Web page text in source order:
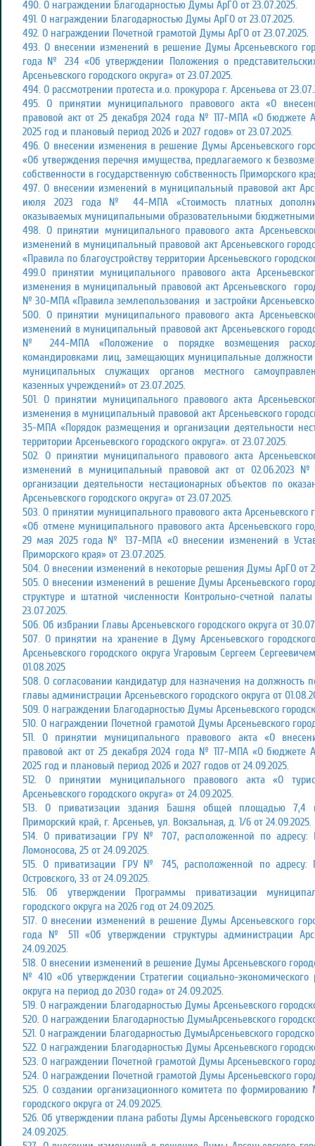
490. О награждении Благодарностью Думы АрГО от 23.07.2025.
491. О награждении Благодарностью Думы АрГО от 23.07.2025.
492. О награждении Почетной грамотой Думы АрГО от 23.07.2025.
493. О внесении изменений в решение Думы Арсеньевского
года № 234 «Об утверждении Положения о
Арсеньевского городского округа» от 23.07.2025.
494. О рассмотрении протеста и.о. прокурора г. Арсеньева от
495. О принятии муниципального правового акта «О
правовой акт от 25 декабря 2024 года № 117-МПА «О бюджете
2025 год и плановый период 2026 и 2027 годов» от 23.07.2025.
496. О внесении изменения в решение Думы Арсеньевского
«Об утверждения перечня имущества, предлагаемого к
собственности в государственную собственность Приморского
497. О внесении изменений в муниципальный правовой акт
июля 2023 года № 44-МПА «Стоимость платных
оказываемых муниципальными образовательными бюджетными
498. О принятии муниципального правового акта
изменений в муниципальный правовой акт Арсеньевского
«Правила по благоустройству территории Арсеньевского
499.О принятии муниципального правового акта
изменения в муниципальный правовой акт Арсеньевского
№ 30-МПА «Правила землепользования и застройки
500. О принятии муниципального правового акта
изменений в муниципальный правовой акт Арсеньевского
№ 244-МПА «Положение о порядке возмещения
командировками лиц, замещающих муниципальные должности
муниципальных служащих органов местного
казенных учреждений» от 23.07.2025.
501. О принятии муниципального правового акта
изменения в муниципальный правовой акт Арсеньевского
35-МПА «Порядок размещения и организации деятельности
территории Арсеньевского городского округа». от 23.07.2025.
502. О принятии муниципального правового акта
изменений в муниципальный правовой акт от 02.06.2023
организации деятельности нестационарных объектов по
Арсеньевского городского округа» от 23.07.2025.
503. О принятии муниципального правового акта Арсеньевского
«Об отмене муниципального правового акта Арсеньевского
29 мая 2025 года № 137-МПА «О внесении изменений в Устав
Приморского края» от 23.07.2025.
504. О внесении изменений в некоторые решения Думы АрГО от
505. О внесении изменений в решение Думы Арсеньевского
структуре и штатной численности Контрольно-счетной палаты
23.07.2025.
506. Об избрании Главы Арсеньевского городского округа от
507. О принятии на хранение в Думу Арсеньевского
Арсеньевского городского округа Угаровым Сергеем
01.08.2025
508. О согласовании кандидатур для назначения на должность
главы администрации Арсеньевского городского округа от
509. О награждении Благодарностью Думы Арсеньевского
510. О награждении Почетной грамотой Думы Арсеньевского
511. О принятии муниципального правового акта «О
правовой акт от 25 декабря 2024 года № 117-МПА «О бюджете
2025 год и плановый период 2026 и 2027 годов от 24.09.2025.
512. О принятии муниципального правового акта «О
Арсеньевского городского округа» от 24.09.2025.
513. О приватизации здания Башня общей площадью 7,4
Приморский край, г. Арсеньев, ул. Вокзальная, д. 1/6 от 24.09.2025.
514. О приватизации ГРУ № 707, расположенной по адресу:
Ломоносова, 25 от 24.09.2025.
515. О приватизации ГРУ № 745, расположенной по адресу:
Островского, 33 от 24.09.2025.
516. Об утверждении Программы приватизации
городского округа на 2026 год от 24.09.2025.
517. О внесении изменений в решение Думы Арсеньевского
года № 511 «Об утверждении структуры администрации
24.09.2025.
518. О внесении изменений в решение Думы Арсеньевского
№ 410 «Об утверждении Стратегии социально-экономического
округа на период до 2030 года» от 24.09.2025.
519. О награждении Благодарностью Думы Арсеньевского
520. О награждении Благодарностью ДумыАрсеньевского
521. О награждении Благодарностью ДумыАрсеньевского
522. О награждении Благодарностью Думы Арсеньевского
523. О награждении Почетной грамотой Думы Арсеньевского
524. О награждении Почетной грамотой Думы Арсеньевского
525. О создании организационного комитета по формированию
городского округа от 24.09.2025.
526. Об утверждении плана работы Думы Арсеньевского
24.09.2025.